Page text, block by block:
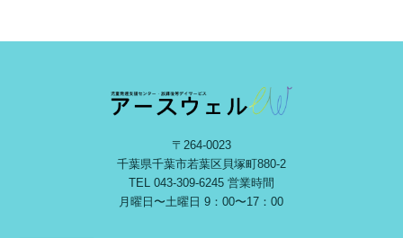
〒264-0023
千葉県千葉市若葉区⾙塚町880-2
TEL 043-309-6245営業時間
⽉曜⽇〜⼟曜⽇ 9：00〜17：00